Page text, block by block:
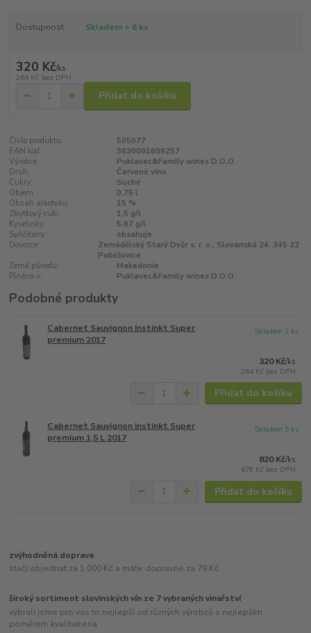
Dostupnost Skladem > 6 ks
320 Kč/ks
264 Kč bez DPH
Přidat do košíku
Číslo produktu:
505077
EAN kód:
3830001609257
Výrobce:
Puklavec&Family wines D.O.O.
Druh:
Červené víno
Cukry:
Suché
Objem:
0,75 l
Obsah alkoholu:
15 %
Zbytkový cukr:
1,5 g/l
Kyselinky:
5,67 g/l
Syřičitany:
obsahuje
Dovozce:
Zemědělský Starý Dvůr s. r. o., Slovanská 24, 345 22
Poběžovice
Země původu:
Makedonie
Plněno v:
Puklavec&Family wines D.O.O.
Podobné produkty
Cabernet Sauvignon Instinkt Super
premium 2017
320 Kč/ks
264 Kč bez DPH
Skladem 2 ks
Přidat do košíku
Cabernet Sauvignon Instinkt Super
premium 1,5 L 2017
820 Kč/ks
678 Kč bez DPH
Skladem 5 ks
Přidat do košíku
zvýhodněná doprava
stačí objednat za 1.000 Kč a máte dopravné za 79 Kč
široký sortiment slovinských vín ze 7 vybraných vinařství
vybrali jsme pro vás to nejlepší od různých výrobců s nejlepším
poměrem kvalita/cena